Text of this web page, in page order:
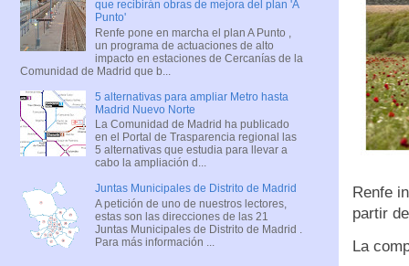
Renfe
partir
La
que recibirán obras de mejora del plan 'A
Punto'
Renfe pone en marcha el plan A Punto ,
un programa de actuaciones de alto
impacto en estaciones de Cercanías de la
Comunidad de Madrid que b...
5 alternativas para ampliar Metro hasta
Madrid Nuevo Norte
La Comunidad de Madrid ha publicado
en el Portal de Trasparencia regional las
5 alternativas que estudia para llevar a
cabo la ampliación d...
Juntas Municipales de Distrito de Madrid
A petición de uno de nuestros lectores,
estas son las direcciones de las 21
Juntas Municipales de Distrito de Madrid .
Para más información ...